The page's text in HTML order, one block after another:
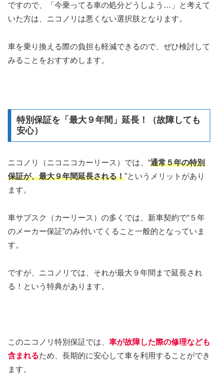
ですので、「今乗ってる車の処分どうしよう…」と考えて
いた方は、ニコノリは悪くない選択肢となります。
車を乗り換える際の負担も軽減できるので、ぜひ検討して
みることをおすすめします。
特別保証を「最大９年間」延長！（故障しても
安心）
ニコノリ（ニコニコカーリース）では、“通常５年の特別
保証が、最大９年間延長される！”というメリットがあり
ます。
車サブスク（カーリース）の多くでは、新車契約で“５年
のメーカー保証”のみ付いてくること一般的となっていま
す。
ですが、ニコノリでは、それが最大９年間まで延長され
る！という特典があります。
このニコノリ特別保証では、 車が故障した際の修理なども
含まれるため、長期的に安心して車を利用することができ
ます。